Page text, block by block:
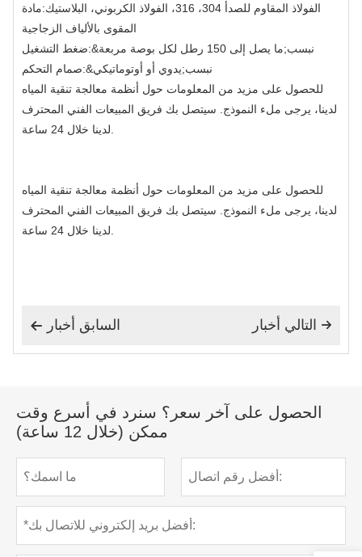
مادة:الفولاذ المقاوم للصدأ 304، 316، الفولاذ الكربوني، البلاستيك
المقوى بالألياف الزجاجية
ضغط التشغيل:
&نبسب;ما يصل إلى 150 رطل لكل بوصة مربعة
صمام التحكم:
&نبسب;يدوي أو أوتوماتيكي
للحصول على مزيد من المعلومات حول أنظمة معالجة تنقية المياه
لدينا، يرجى ملء النموذج. سيتصل بك فريق المبيعات الفني المحترف
للحصول على مزيد من المعلومات حول أنظمة معالجة تنقية المياه
لدينا، يرجى ملء النموذج. سيتصل بك فريق المبيعات الفني المحترف
 السابق أخبار  التالي أخبار
الحصول على آخر سعر؟ سنرد في أسرع وقت
ممكن (خلال 12 ساعة)